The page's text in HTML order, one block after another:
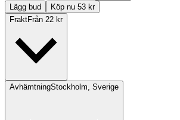
Lägg bud
Köp nu 53 kr
FraktFrån 22 kr
AvhämtningStockholm, Sverige